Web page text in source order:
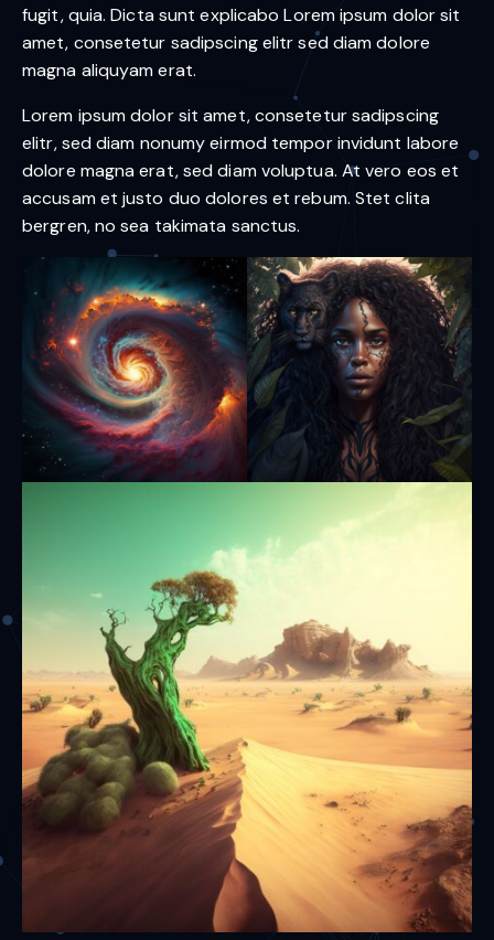
fugit, quia. Dicta sunt explicabo Lorem ipsum dolor sit
amet, consetetur sadipscing elitr sed diam dolore
magna aliquyam erat.
Lorem ipsum dolor sit amet, consetetur sadipscing
elitr, sed diam nonumy eirmod tempor invidunt labore
dolore magna erat, sed diam voluptua. At vero eos et
accusam et justo duo dolores et rebum. Stet clita
bergren, no sea takimata sanctus.